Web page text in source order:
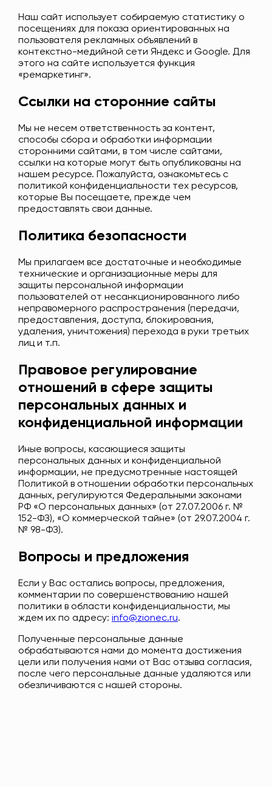
Наш сайт использует собираемую статистику о
посещениях для показа ориентированных на
пользователя рекламных объявлений в
контекстно-медийной сети Яндекс и Google. Для
этого на сайте используется функция
«ремаркетинг».
Ссылки на сторонние сайты
Мы не несем ответственность за контент,
способы сбора и обработки информации
сторонними сайтами, в том числе сайтами,
ссылки на которые могут быть опубликованы на
нашем ресурсе. Пожалуйста, ознакомьтесь с
политикой конфиденциальности тех ресурсов,
которые Вы посещаете, прежде чем
предоставлять свои данные.
Политика безопасности
Мы прилагаем все достаточные и необходимые
технические и организационные меры для
защиты персональной информации
пользователей от несанкционированного либо
неправомерного распространения (передачи,
предоставления, доступа, блокирования,
удаления, уничтожения) перехода в руки третьих
лиц и т.п.
Правовое регулирование
отношений в сфере защиты
персональных данных и
конфиденциальной информации
Иные вопросы, касающиеся защиты
персональных данных и конфиденциальной
информации, не предусмотренные настоящей
Политикой в отношении обработки персональных
данных, регулируются Федеральными законами
РФ «О персональных данных» (от 27.07.2006 г. №
152-ФЗ), «О коммерческой тайне» (от 29.07.2004 г.
№ 98-ФЗ).
Вопросы и предложения
Если у Вас остались вопросы, предложения,
комментарии по совершенствованию нашей
политики в области конфиденциальности, мы
ждем их по адресу: info@zionec.ru.
Полученные персональные данные
обрабатываются нами до момента достижения
цели или получения нами от Вас отзыва согласия,
после чего персональные данные удаляются или
обезличиваются с нашей стороны.